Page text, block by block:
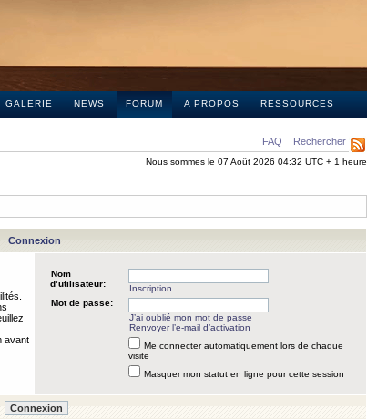
GALERIE NEWS FORUM A PROPOS RESSOURCES
FAQ Rechercher
Nous sommes le 07 Août 2026 04:32 UTC + 1 heure
Connexion
avant
Nom
d’utilisateur:
Inscription
Mot de passe:
J’ai oublié mon mot de passe
Renvoyer l’e-mail d’activation
Me connecter automatiquement lors de chaque
visite
Masquer mon statut en ligne pour cette session